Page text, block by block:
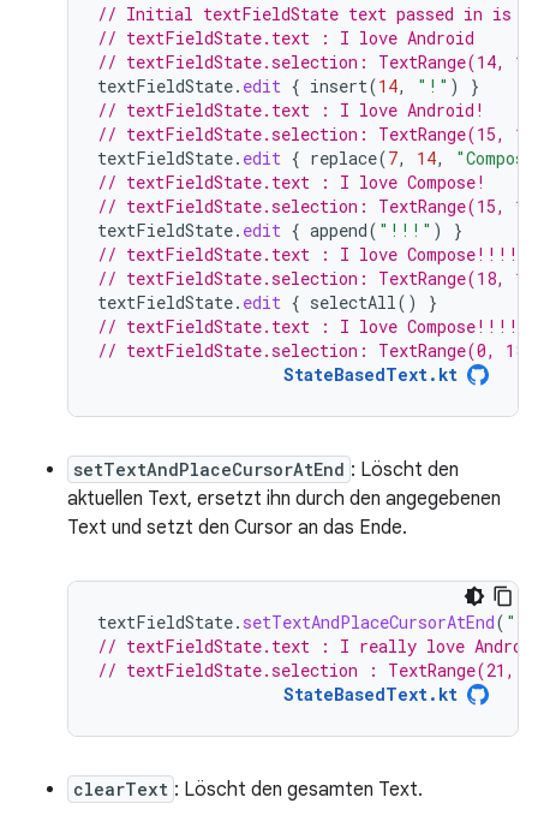
// Initial textFieldState text passed in is "I
// textFieldState.text : I love Android
// textFieldState.selection: TextRange(14,
textFieldState. edit { insert(14, "!" )
}
// textFieldState.text : I love Android!
// textFieldState.selection: TextRange(15,
textFieldState. edit { replace(7, 14,
// textFieldState.text : I love Compose!
// textFieldState.selection: TextRange(15,
textFieldState. edit { append( "!!!" )
}
// textFieldState.text : I love Compose!!!!
// textFieldState.selection: TextRange(18,
textFieldState. edit { selectAll()
}
// textFieldState.text : I love Compose!!!!
// textFieldState.selection: TextRange(0, 18)
StateBasedText.kt
setTextAndPlaceCursorAtEnd : Löscht den
aktuellen Text, ersetzt ihn durch den angegebenen
Text und setzt den Cursor an das Ende.
textFieldState. setTextAndPlaceCursorAtEnd( "I
// textFieldState.text : I really love
// textFieldState.selection : TextRange(21,
StateBasedText.kt
clearText : Löscht den gesamten Text.